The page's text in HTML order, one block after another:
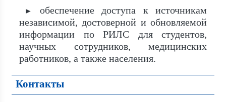
►
обеспечение доступа к источникам
независимой, достоверной и обновляемой
информации по РИЛС для студентов,
научных сотрудников, медицинских
работников, а также населения.
Контакты